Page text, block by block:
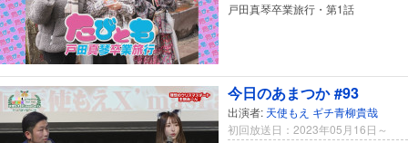
戸田真琴卒業旅行・第1話
今日のあまつか #93
出演者: 天使もえ ギチ青柳貴哉
初回放送日：2023年05月16日～